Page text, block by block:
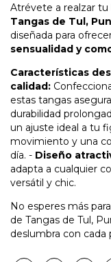
Atrévete a realzar
Tangas de Tul,
diseñada para
sensualidad y
Características
calidad:
estas tangas
durabilidad
un ajuste ideal a tu
movimiento y una
día. - Diseño
adapta a cualquier
versátil y chic.
No esperes más para
de Tangas de Tul,
deslumbra con cada